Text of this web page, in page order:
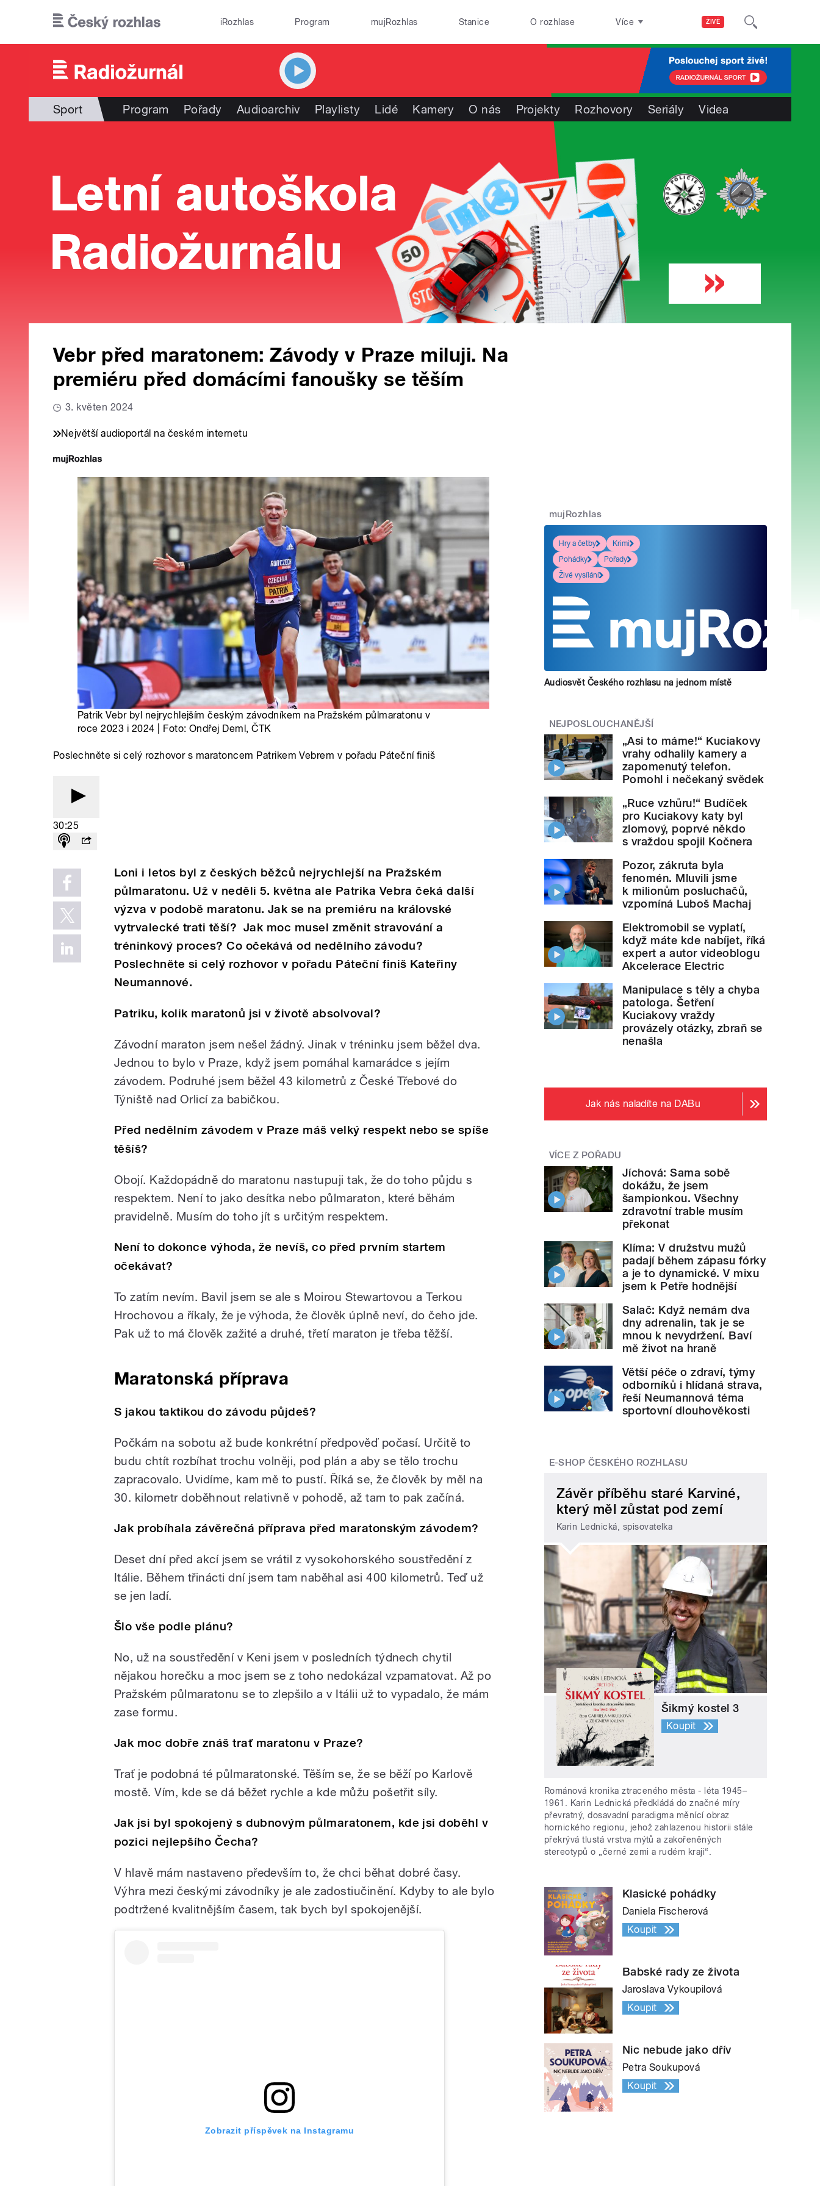
ŽIVĚ
iRozhlas Program mujRozhlas Stanice O rozhlase Více
Sport Program Pořady Audioarchiv Playlisty Lidé Kamery O nás Projekty Rozhovory Seriály Videa
Vebr před maratonem: Závody v Praze miluji. Na
premiéru před domácími fanoušky se těším
3. květen 2024
Největší audioportál na českém internetu
Patrik Vebr byl nejrychlejším českým závodníkem na Pražském půlmaratonu v
roce 2023 i 2024 | Foto: Ondřej Deml, ČTK
Poslechněte si celý rozhovor s maratoncem Patrikem Vebrem v pořadu Páteční finiš
30:25
Loni i letos byl z českých běžců nejrychlejší na Pražském
půlmaratonu. Už v neděli 5. května ale Patrika Vebra čeká další
výzva v podobě maratonu. Jak se na premiéru na královské
vytrvalecké trati těší? Jak moc musel změnit stravování a
tréninkový proces? Co očekává od nedělního závodu?
Poslechněte si celý rozhovor v pořadu Páteční finiš Kateřiny
Neumannové.
Patriku, kolik maratonů jsi v životě absolvoval?
Závodní maraton jsem nešel žádný. Jinak v tréninku jsem běžel dva.
Jednou to bylo v Praze, když jsem pomáhal kamarádce s jejím
závodem. Podruhé jsem běžel 43 kilometrů z České Třebové do
Týniště nad Orlicí za babičkou.
Před nedělním závodem v Praze máš velký respekt nebo se spíše
těšíš?
Obojí. Každopádně do maratonu nastupuji tak, že do toho půjdu s
respektem. Není to jako desítka nebo půlmaraton, které běhám
pravidelně. Musím do toho jít s určitým respektem.
Není to dokonce výhoda, že nevíš, co před prvním startem
očekávat?
To zatím nevím. Bavil jsem se ale s Moirou Stewartovou a Terkou
Hrochovou a říkaly, že je výhoda, že člověk úplně neví, do čeho jde.
Pak už to má člověk zažité a druhé, třetí maraton je třeba těžší.
Maratonská příprava
S jakou taktikou do závodu půjdeš?
Počkám na sobotu až bude konkrétní předpověď počasí. Určitě to
budu chtít rozbíhat trochu volněji, pod plán a aby se tělo trochu
zapracovalo. Uvidíme, kam mě to pustí. Říká se, že člověk by měl na
30. kilometr doběhnout relativně v pohodě, až tam to pak začíná.
Jak probíhala závěrečná příprava před maratonským závodem?
Deset dní před akcí jsem se vrátil z vysokohorského soustředění z
Itálie. Během třinácti dní jsem tam naběhal asi 400 kilometrů. Teď už
se jen ladí.
Šlo vše podle plánu?
No, už na soustředění v Keni jsem v posledních týdnech chytil
nějakou horečku a moc jsem se z toho nedokázal vzpamatovat. Až po
Pražském půlmaratonu se to zlepšilo a v Itálii už to vypadalo, že mám
zase formu.
Jak moc dobře znáš trať maratonu v Praze?
Trať je podobná té půlmaratonské. Těším se, že se běží po Karlově
mostě. Vím, kde se dá běžet rychle a kde můžu pošetřit síly.
Jak jsi byl spokojený s dubnovým půlmaratonem, kde jsi doběhl v
pozici nejlepšího Čecha?
V hlavě mám nastaveno především to, že chci běhat dobré časy.
Výhra mezi českými závodníky je ale zadostiučinění. Kdyby to ale bylo
podtržené kvalitnějším časem, tak bych byl spokojenější.
Zobrazit příspěvek na Instagramu
mujRozhlas
Hry a četby
Krimi
Pohádky
Pořady
Živé vysílání
Audiosvět Českého rozhlasu na jednom místě
NEJPOSLOUCHANĚJŠÍ
„Asi to máme!“ Kuciakovy
vrahy odhalily kamery a
zapomenutý telefon.
Pomohl i nečekaný svědek
„Ruce vzhůru!“ Budíček
pro Kuciakovy katy byl
zlomový, poprvé někdo
s vraždou spojil Kočnera
Pozor, zákruta byla
fenomén. Mluvili jsme
k milionům posluchačů,
vzpomíná Luboš Machaj
Elektromobil se vyplatí,
když máte kde nabíjet, říká
expert a autor videoblogu
Akcelerace Electric
Manipulace s těly a chyba
patologa. Šetření
Kuciakovy vraždy
provázely otázky, zbraň se
nenašla
Jak nás naladíte na DABu
VÍCE Z POŘADU
Jíchová: Sama sobě
dokážu, že jsem
šampionkou. Všechny
zdravotní trable musím
překonat
Klíma: V družstvu mužů
padají během zápasu fórky
a je to dynamické. V mixu
jsem k Petře hodnější
Salač: Když nemám dva
dny adrenalin, tak je se
mnou k nevydržení. Baví
mě život na hraně
Větší péče o zdraví, týmy
odborníků i hlídaná strava,
řeší Neumannová téma
sportovní dlouhověkosti
E-SHOP ČESKÉHO ROZHLASU
Závěr příběhu staré Karviné,
který měl zůstat pod zemí
Karin Lednická, spisovatelka
Šikmý kostel 3
Koupit
Románová kronika ztraceného města - léta 1945–
1961. Karin Lednická předkládá do značné míry
převratný, dosavadní paradigma měnící obraz
hornického regionu, jehož zahlazenou historii stále
překrývá tlustá vrstva mýtů a zakořeněných
stereotypů o „černé zemi a rudém kraji“.
Klasické pohádky
Daniela Fischerová
Koupit
Babské rady ze života
Jaroslava Vykoupilová
Koupit
Nic nebude jako dřív
Petra Soukupová
Koupit